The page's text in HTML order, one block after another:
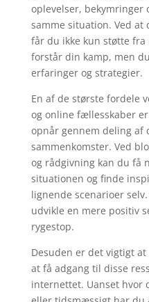
oplevelser, bekymringer
samme situation. Ved
får du ikke kun støtte
forstår din kamp, men
erfaringer og strategier.
En af de største fordele
og online fællesskaber
opnår gennem deling af
sammenkomster. Ved
og rådgivning kan du få
situationen og finde
lignende scenarioer
udvikle en mere positiv
rygestop.
Desuden er det vigtigt
at få adgang til disse
internettet. Uanset hvor